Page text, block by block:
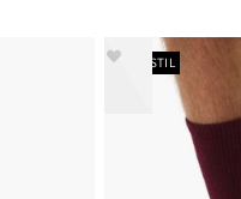
NEUER STIL